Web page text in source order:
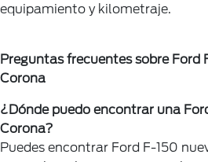
equipamiento y kilometraje.
Preguntas frecuentes sobre Ford
Corona
¿Dónde puedo encontrar una
Corona?
Puedes encontrar Ford F-150